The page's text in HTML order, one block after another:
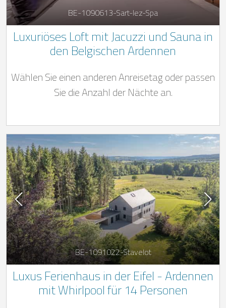
BE-1090613-Sart-lez-Spa
Luxuriöses Loft mit Jacuzzi und Sauna in
den Belgischen Ardennen
Wählen Sie einen anderen Anreisetag oder passen
Sie die Anzahl der Nächte an.
BE-1091022-Stavelot
Luxus Ferienhaus in der Eifel - Ardennen
mit Whirlpool für 14 Personen